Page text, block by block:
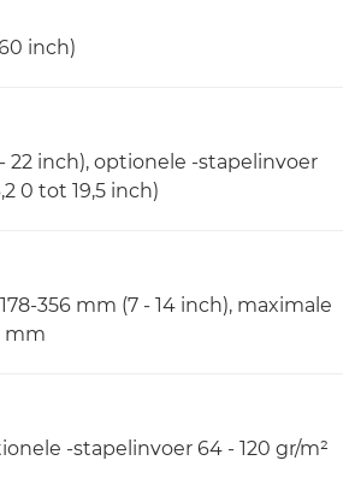
inch)
22 inch), optionele -stapelinvoer
0 tot 19,5 inch)
356 mm (7 - 14 inch), maximale
mm
-stapelinvoer 64 - 120 gr/m²